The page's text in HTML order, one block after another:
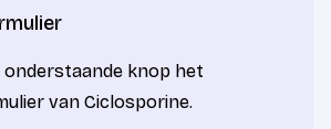
onderstaande knop het
van Ciclosporine.